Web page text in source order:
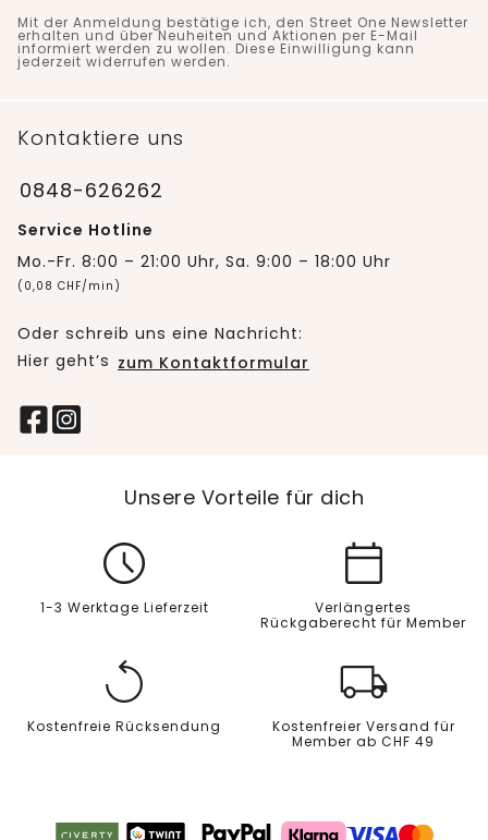
Mit der Anmeldung bestätige ich, den Street One Newsletter
erhalten und über Neuheiten und Aktionen per E-Mail
informiert werden zu wollen. Diese Einwilligung kann
jederzeit widerrufen werden.
Kontaktiere uns
0848-626262
Service Hotline
Mo.-Fr. 8:00 – 21:00 Uhr, Sa. 9:00 – 18:00 Uhr
(0,08 CHF/min)
Oder schreib uns eine Nachricht:
Hier geht’s zum Kontaktformular
Unsere Vorteile für dich
1-3 Werktage Lieferzeit
Verlängertes
Rückgaberecht für Member
Kostenfreie Rücksendung
Kostenfreier Versand für
Member ab CHF 49